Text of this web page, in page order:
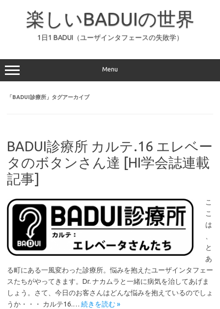
ッ
プ
楽しいBADUIの世界
1日1 BADUI（ユーザインタフェースの失敗学）
Menu
「BADUI診療所 」タグアーカイブ
BADUI診療所 カルテ.16 エレベー
タのボタンさん達 [HI学会誌連載
記事]
こ
こ
は
と
あ
る町にある一風変わった診療所。悩みを抱えたユーザインタフェー
スたちがやってきます。Dr. ナカムラと一緒に病気を治してあげま
しょう。さて、今日のお客さんはどんな悩みを抱えているのでしょ
うか・・・ カルテ16.… 続きを読む »